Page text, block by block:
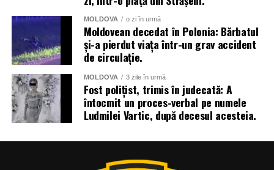
MOLDOVA o zi în urmă
Moldovean decedat în Polonia: Bărbatul
și-a pierdut viața într-un grav accident
de circulație.
MOLDOVA 3 zile în urmă
Fost polițist, trimis în judecată: A
întocmit un proces-verbal pe numele
Ludmilei Vartic, după decesul acesteia.